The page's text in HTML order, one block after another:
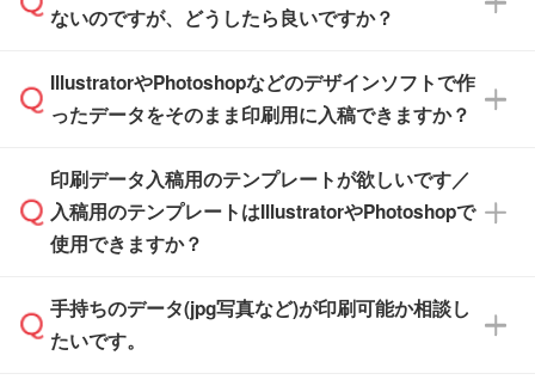
その締切日や出荷目安をご確認いただけます。
品が決まりましたらお早めのご発注をお願いい
たします。
※土日祝日を除く営業日換算です。
※沖縄・離島は追加日数がかかります。
【個包装なし】 個包装がされていない状態で
※化粧箱から白箱への入れ替えや、オリジナル
箱の作成は原則承っておりません。
ないのですが、どうしたら良いですか？
無料の「デザインシミュレーター」を使えば、
PCやスマホから簡単にデザインを作成できま
ザインソフトがなくても安心です。
また、「データ作成サービス
せいただければ、弊社にて無料でデザインデー
タを1点作成いたします。
IllustratorやPhotoshopなどのデザインソフトで作
ったデータをそのまま印刷用に入稿できますか？
IllustratorやPhotoshop、CLIP STUDIOなどのデ
ザインソフトでこだわりのデザインを作成した
い方は、完全データ入稿
積・ご注文フォームにアップロードしてご入稿
ください。
印刷データ入稿用のテンプレートが欲しいです／
入稿用のテンプレートはIllustratorやPhotoshopで
使用できますか？
一部商品は入稿用テンプレートのご用意があり
ます。各商品ページの『印刷方法・テンプレー
手持ちのデータ(jpg写真など)が印刷可能か相談し
たいです。